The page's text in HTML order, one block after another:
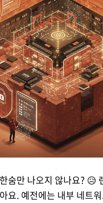
숨만 나오지 않나요?
요. 예전에는 내부 네트